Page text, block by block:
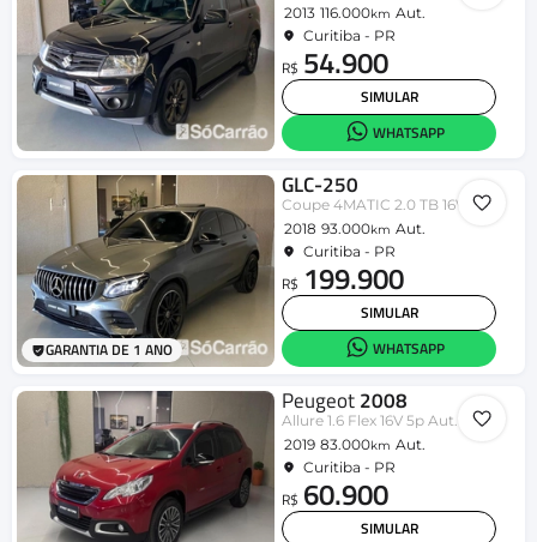
2013 116.000km Aut.
Curitiba - PR
R$ 54.900
SIMULAR
WHATSAPP
GARANTIA DE 1 ANO
GLC-250
Coupe 4MATIC 2.0 TB 16V Aut.
2018 93.000km Aut.
Curitiba - PR
R$ 199.900
SIMULAR
WHATSAPP
Peugeot2008
Allure 1.6 Flex 16V 5p Aut.
2019 83.000km Aut.
Curitiba - PR
R$ 60.900
SIMULAR